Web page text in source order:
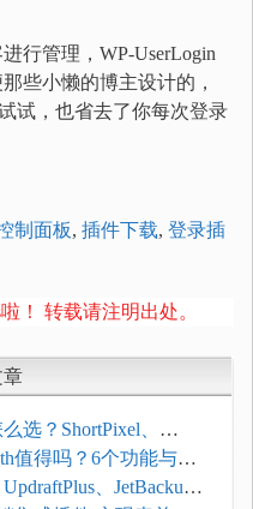
行管理，WP-UserLogin
些小懒的博主设计的，
试，也省去了你每次登录
制面板, 插件下载, 登录插
！ 转载请注明出处。
章
选？ShortPixel、
全面对比
值得吗？6个功能与切
、JetBackup